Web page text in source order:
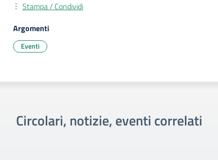
Stampa / Condividi
Argomenti
Eventi
Circolari, notizie, eventi correlati